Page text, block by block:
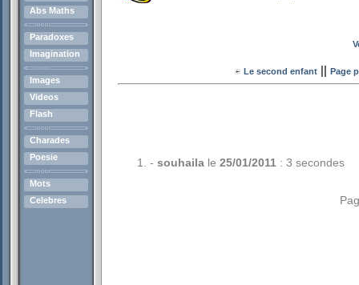
Abs Maths
Paradoxes
Imagination
Images
Videos
Flash
Charades
Poesie
Mots
Celebres
Le second enfant || Page
- souhaila le 25/01/2011 : 3 secondes